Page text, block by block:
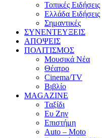
Τοπικές Ειδήσεις
Ελλάδα Ειδήσεις
Σημαντικές
ΣΥΝΕΝΤΕΥΞΕΙΣ
ΑΠΟΨΕΙΣ
ΠΟΛΙΤΙΣΜΟΣ
Μουσικά Νέα
Θέατρο
Cinema/TV
Βιβλίο
MAGAZINE
Ταξίδι
Ευ Ζην
Επιστήμη
Auto – Moto